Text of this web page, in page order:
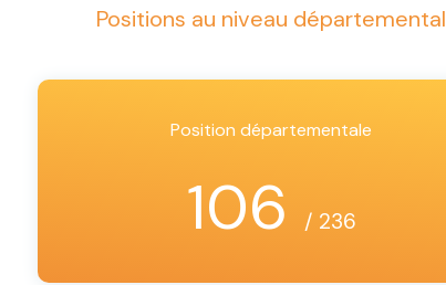
Positions au niveau départemental
Position départementale
106 / 236